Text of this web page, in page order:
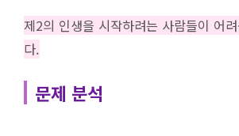
제2의 인생을 시작하려는 사람들이 어
다.
문제 분석